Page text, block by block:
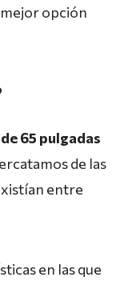
opción
65 pulgadas
de las
entre
en las que